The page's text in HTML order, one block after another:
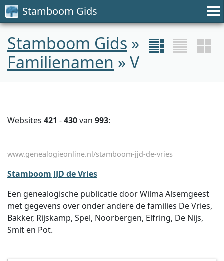
Stamboom Gids
Stamboom Gids »
Familienamen » V
Websites 421 -430van 993:
www.genealogieonline.nl/stamboom-jjd-de-vries
Stamboom JJD de Vries
Een genealogische publicatie door Wilma Alsemgeest
met gegevens over onder andere de families De Vries,
Bakker, Rijskamp, Spel, Noorbergen, Elfring, De Nijs,
Smit en Pot.